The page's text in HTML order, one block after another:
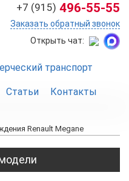
+7 (915) 496-55-55
Заказать обратный звонок
Открыть чат:
транспорт
Статьи Контакты
Renault Megane